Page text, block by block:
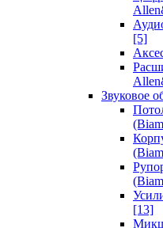
[5]
Звуковое
[13]